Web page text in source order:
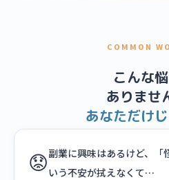
COMMON
こんな悩
ありませ
あなただけじ
😟副業に興味はあるけど、「
いう不安が拭えなくて…